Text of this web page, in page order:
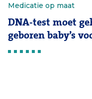
Medicatie op maat
DNA-test moet
geboren baby’s